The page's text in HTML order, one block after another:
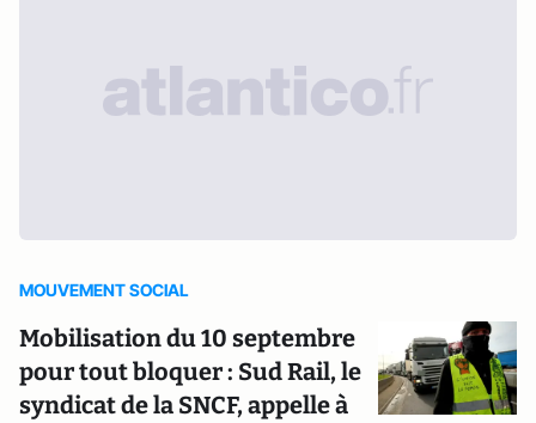
MOUVEMENT SOCIAL
Mobilisation du 10 septembre
pour tout bloquer : Sud Rail, le
syndicat de la SNCF, appelle à